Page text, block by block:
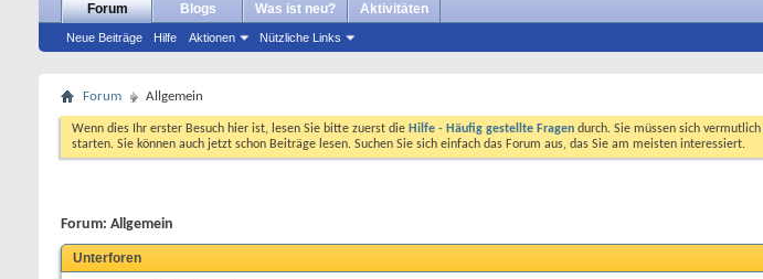
Forum
Neue Beiträge Hilfe Aktionen Nützliche Links
Blogs Was ist neu? Aktivitäten
Forum Allgemein
Wenn dies Ihr erster Besuch hier ist, lesen Sie bitte zuerst die Hilfe - Häufig gestellte Fragen durch. Sie müssen sich vermutlich
starten. Sie können auch jetzt schon Beiträge lesen. Suchen Sie sich einfach das Forum aus, das Sie am meisten interessiert.
Forum: Allgemein
Unterforen